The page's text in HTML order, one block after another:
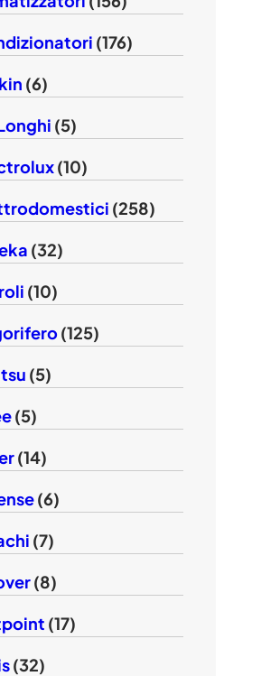
(176)
(6)
(5)
(10)
(258)
(32)
(10)
(125)
(5)
(5)
(14)
(6)
(7)
(8)
(17)
(32)